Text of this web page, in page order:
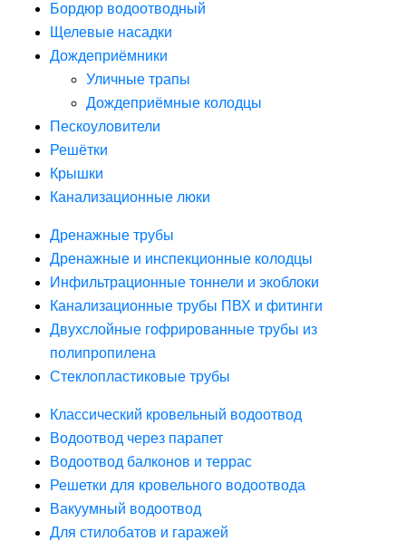
Бордюр водоотводный
Щелевые насадки
Дождеприёмники
Уличные трапы
Дождеприёмные колодцы
Пескоуловители
Решётки
Крышки
Канализационные люки
Дренажные трубы
Дренажные и инспекционные колодцы
Инфильтрационные тоннели и экоблоки
Канализационные трубы ПВХ и фитинги
Двухслойные гофрированные трубы из
полипропилена
Стеклопластиковые трубы
Классический кровельный водоотвод
Водоотвод через парапет
Водоотвод балконов и террас
Решетки для кровельного водоотвода
Вакуумный водоотвод
Для стилобатов и гаражей